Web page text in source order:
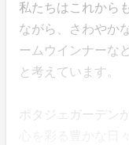
私たちはこれから
ながら、さわやか
ームウインナーな
と考えています。
ポタジェガーデン